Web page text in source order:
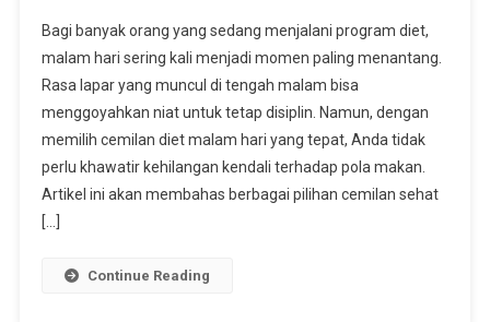
Diet
Malam
Untuk
Menahan
Lapar
Bagi banyak orang yang sedang menjalani program diet,
malam hari sering kali menjadi momen paling menantang.
Rasa lapar yang muncul di tengah malam bisa
menggoyahkan niat untuk tetap disiplin. Namun, dengan
memilih cemilan diet malam hari yang tepat, Anda tidak
perlu khawatir kehilangan kendali terhadap pola makan.
Artikel ini akan membahas berbagai pilihan cemilan sehat
[…]
Continue Reading